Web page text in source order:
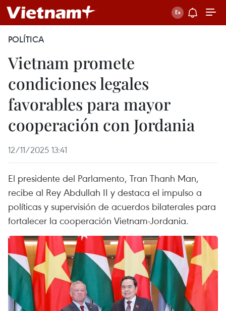
POLÍTICA
Vietnam promete
condiciones legales
favorables para mayor
cooperación con Jordania
12/11/2025 13:41
El presidente del Parlamento, Tran Thanh Man,
recibe al Rey Abdullah II y destaca el impulso a
políticas y supervisión de acuerdos bilaterales para
fortalecer la cooperación Vietnam-Jordania.